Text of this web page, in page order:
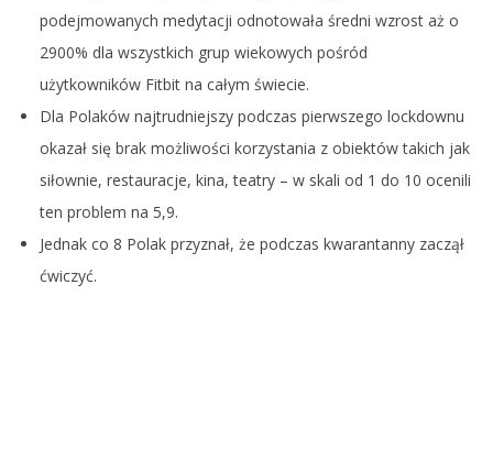
podejmowanych medytacji odnotowała średni wzrost aż o
2900% dla wszystkich grup wiekowych pośród
użytkowników Fitbit na całym świecie.
Dla Polaków najtrudniejszy podczas pierwszego lockdownu
okazał się brak możliwości korzystania z obiektów takich jak
siłownie, restauracje, kina, teatry – w skali od 1 do 10 ocenili
ten problem na 5,9.
Jednak co 8 Polak przyznał, że podczas kwarantanny zaczął
ćwiczyć.